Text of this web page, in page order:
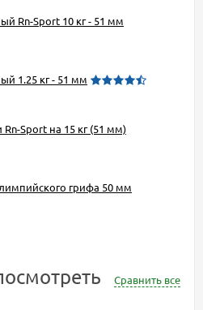
Rn-Sport 10 кг - 51 мм
1.25 кг - 51 мм
Sport на 15 кг (51 мм)
грифа 50 мм
Сравнить все